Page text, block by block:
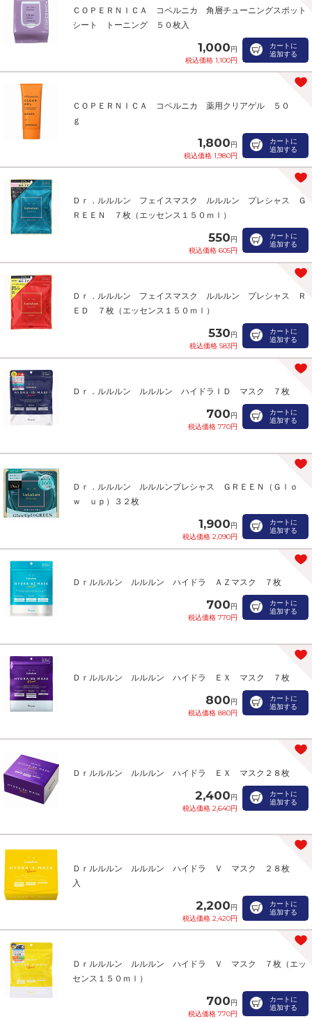
ＣＯＰＥＲＮＩＣＡ コペルニカ 角層チューニングスポット
シート トーニング ５０枚入
1,000円
税込価格 1,100円
カートに
追加する
ＣＯＰＥＲＮＩＣＡ コペルニカ 薬用クリアゲル ５０
ｇ
1,800円
税込価格 1,980円
カートに
追加する
Ｄｒ．ルルルン フェイスマスク ルルルン プレシャス Ｇ
ＲＥＥＮ ７枚（エッセンス１５０ｍｌ）
550円
税込価格 605円
カートに
追加する
Ｄｒ．ルルルン フェイスマスク ルルルン プレシャス Ｒ
ＥＤ ７枚（エッセンス１５０ｍｌ）
530円
税込価格 583円
カートに
追加する
Ｄｒ．ルルルン ルルルン ハイドラＩＤ マスク ７枚
700円
税込価格 770円
カートに
追加する
Ｄｒ．ルルルン ルルルンプレシャス ＧＲＥＥＮ（Ｇｌｏ
ｗ ｕｐ）３２枚
1,900円
税込価格 2,090円
カートに
追加する
Ｄｒルルルン ルルルン ハイドラ ＡＺマスク ７枚
700円
税込価格 770円
カートに
追加する
Ｄｒルルルン ルルルン ハイドラ ＥＸ マスク ７枚
800円
税込価格 880円
カートに
追加する
Ｄｒルルルン ルルルン ハイドラ ＥＸ マスク２８枚
2,400円
税込価格 2,640円
カートに
追加する
Ｄｒルルルン ルルルン ハイドラ Ｖ マスク ２８枚
入
2,200円
税込価格 2,420円
カートに
追加する
Ｄｒルルルン ルルルン ハイドラ Ｖ マスク ７枚（エッ
センス１５０ｍｌ）
700円
税込価格 770円
カートに
追加する